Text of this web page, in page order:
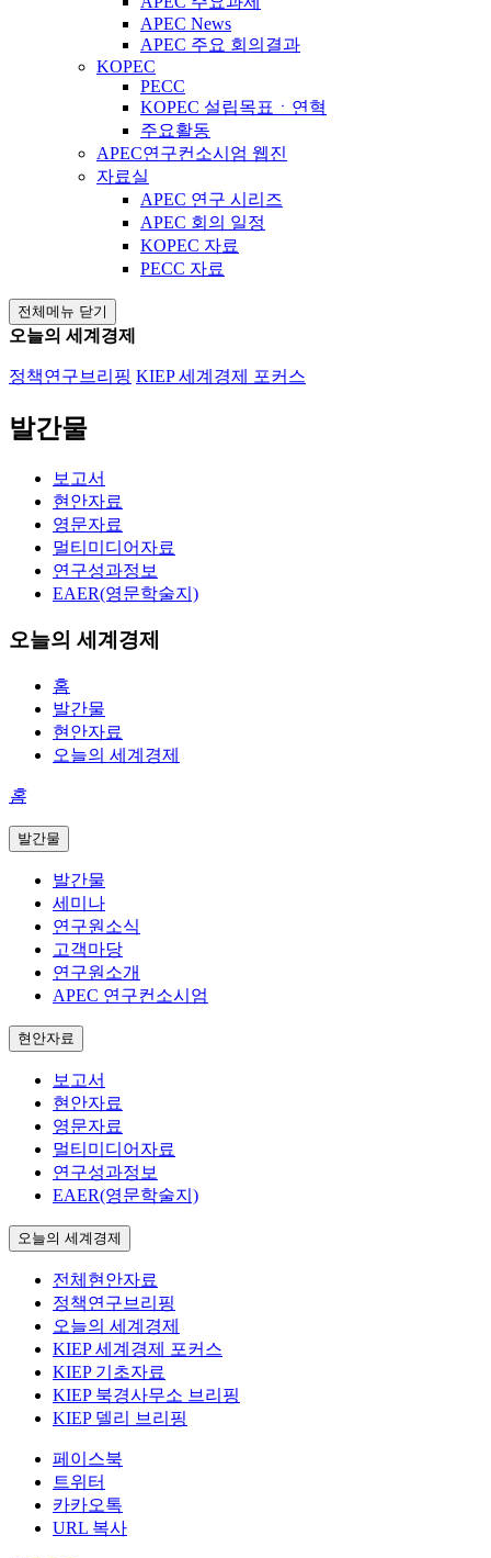
APEC News
APEC 주요 회의결과
KOPEC
PECC
KOPEC 설립목표ㆍ연혁
주요활동
APEC연구컨소시엄 웹진
자료실
APEC 연구 시리즈
APEC 회의 일정
KOPEC 자료
PECC 자료
전체메뉴 닫기
오늘의 세계경제
정책연구브리핑 KIEP 세계경제 포커스
발간물
보고서
현안자료
영문자료
멀티미디어자료
연구성과정보
EAER(영문학술지)
오늘의 세계경제
홈
발간물
현안자료
오늘의 세계경제
홈
발간물
발간물
세미나
연구원소식
고객마당
연구원소개
APEC 연구컨소시엄
현안자료
보고서
현안자료
영문자료
멀티미디어자료
연구성과정보
EAER(영문학술지)
오늘의 세계경제
전체현안자료
정책연구브리핑
오늘의 세계경제
KIEP 세계경제 포커스
KIEP 기초자료
KIEP 북경사무소 브리핑
KIEP 델리 브리핑
페이스북
트위터
카카오톡
URL 복사